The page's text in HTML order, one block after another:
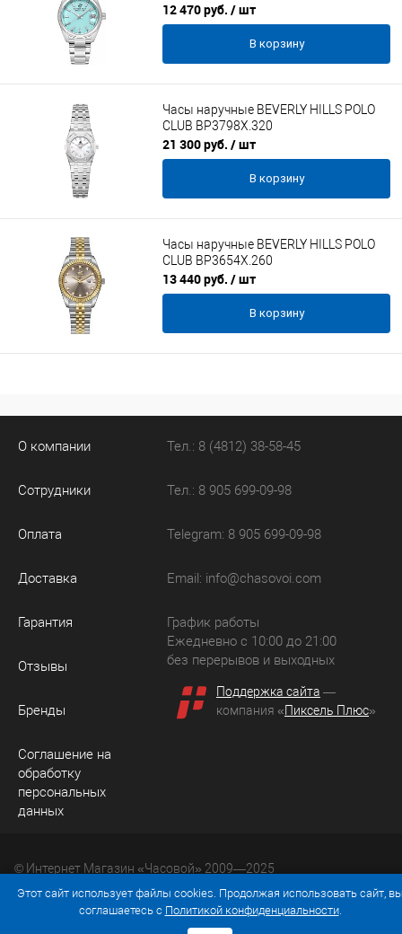
12 470 руб. / шт
В корзину
Часы наручные BEVERLY HILLS POLO
CLUB BP3798X.320
21 300 руб. / шт
В корзину
Часы наручные BEVERLY HILLS POLO
CLUB BP3654X.260
13 440 руб. / шт
В корзину
О компании
Сотрудники
Оплата
Доставка
Гарантия
Отзывы
Бренды
Соглашение на
обработку
персональных
данных
Тел.: 8 (4812) 38-58-45
Тел.: 8 905 699-09-98
Telegram: 8 905 699-09-98
Email: info@chasovoi.com
График работы
Ежедневно с 10:00 до 21:00
без перерывов и выходных
Поддержка сайта —
компания «Пиксель Плюс»
© Интернет Магазин «Часовой» 2009—2025
Юридический адрес: 214036 Россия, г. Смоленск, ул.
Рыленкова, д. 61а, кв. 24.
Этот сайт использует файлы cookies. Продолжая использовать сайт,
соглашаетесь с Политикой конфиденциальности.